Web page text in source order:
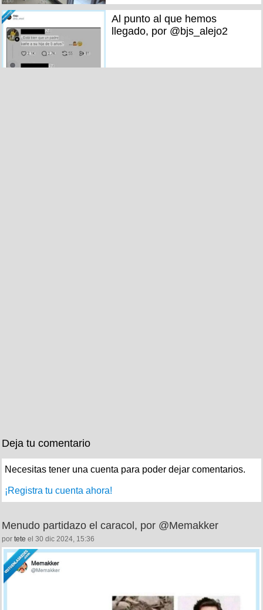
Al punto al que hemos
llegado, por @bjs_alejo2
Deja tu comentario
Necesitas tener una cuenta para poder dejar comentarios.
¡Registra tu cuenta ahora!
Menudo partidazo el caracol, por @Memakker
por tete el 30 dic 2024, 15:36